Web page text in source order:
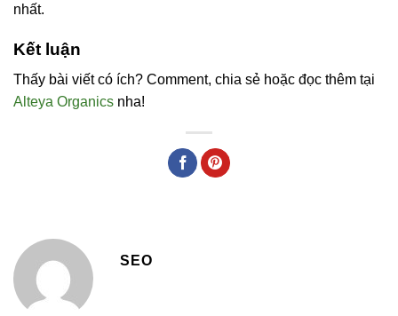
nhất.
Kết luận
Thấy bài viết có ích? Comment, chia sẻ hoặc đọc thêm tại
Alteya Organics nha!
SEO